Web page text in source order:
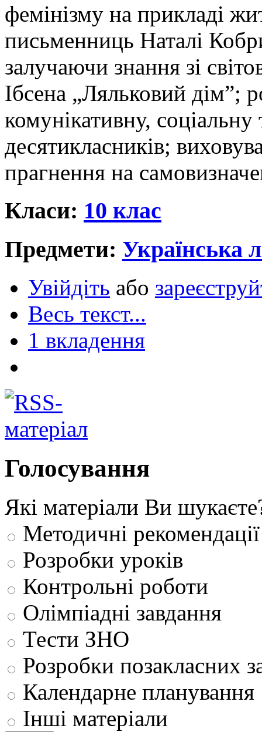
фемінізму на прикладі
письменниць Наталі
залучаючи знання зі
Ібсена „Ляльковий дім”;
комунікативну,
десятикласників;
прагнення на
Класи: 10 клас
Предмети: Українська
Увійдіть або
Весь текст...
1 вкладення
Голосування
Які матеріали Ви
Методичні рекомендації
Розробки уроків
Контрольні роботи
Олімпіадні завдання
Тести ЗНО
Розробки позакласних
Календарне планування
Інші матеріали